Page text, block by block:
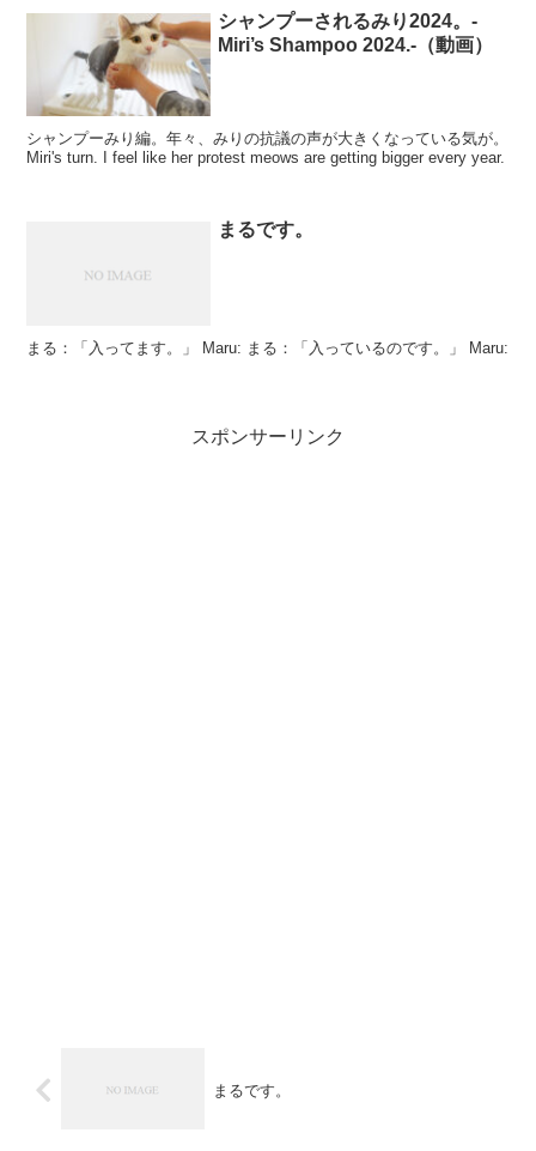
シャンプーされるみり2024。-
Miri’s Shampoo 2024.-（動画）
シャンプーみり編。年々、みりの抗議の声が大きくなっている気が。
Miri's turn. I feel like her protest meows are getting bigger every year.
まるです。
まる：「入ってます。」 Maru: まる：「入っているのです。」 Maru:
スポンサーリンク
まるです。